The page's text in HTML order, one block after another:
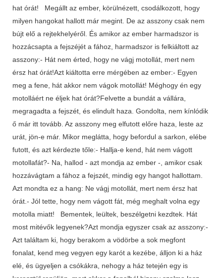
hat órát! Megállt az ember, körülnézett, csodálkozott, hogy
milyen hangokat hallott már megint. De az asszony csak nem
bújt elő a rejtekhelyéről. És amikor az ember harmadszor is
hozzácsapta a fejszéjét a fához, harmadszor is felkiáltott az
asszony:- Hát nem érted, hogy ne vágj motollát, mert nem
érsz hat órát!Azt kiáltotta erre mérgében az ember:- Egyen
meg a fene, hát akkor nem vágok motollát! Méghogy én egy
motolláért ne éljek hat órát?Felvette a bundát a vállára,
megragadta a fejszét, és elindult haza. Gondolta, nem kínlódik
ő már itt tovább. Az asszony meg elfutott előre haza, leste az
urát, jön-e már. Mikor meglátta, hogy befordul a sarkon, elébe
futott, és azt kérdezte tőle:- Hallja-e kend, hát nem vágott
motollafát?- Na, hallod - azt mondja az ember -, amikor csak
hozzávágtam a fához a fejszét, mindig egy hangot hallottam.
Azt mondta ez a hang: Ne vágj motollát, mert nem érsz hat
órát.- Jól tette, hogy nem vágott fát, még meghalt volna egy
motolla miatt! Bementek, leültek, beszélgetni kezdtek. Hát
most mitévők legyenek?Azt mondja egyszer csak az asszony:-
Azt találtam ki, hogy berakom a vödörbe a sok megfont
fonalat, kend meg vegyen egy karót a kezébe, álljon ki a ház
elé, és ügyeljen a csókákra, nehogy a ház tetején egy is